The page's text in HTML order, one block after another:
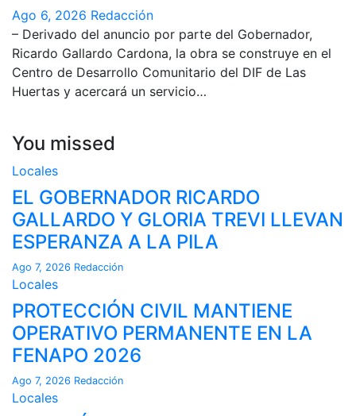
Ago 6, 2026 Redacción
– Derivado del anuncio por parte del Gobernador,
Ricardo Gallardo Cardona, la obra se construye en el
Centro de Desarrollo Comunitario del DIF de Las
Huertas y acercará un servicio…
You missed
Locales
EL GOBERNADOR RICARDO
GALLARDO Y GLORIA TREVI LLEVAN
ESPERANZA A LA PILA
Ago 7, 2026 Redacción
Locales
PROTECCIÓN CIVIL MANTIENE
OPERATIVO PERMANENTE EN LA
FENAPO 2026
Ago 7, 2026 Redacción
Locales